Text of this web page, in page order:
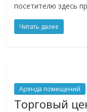
посетителю здесь
Читать далее
Аренда помещений
Торговый